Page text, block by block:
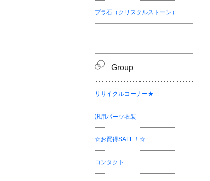
プラ石（クリスタルストーン）
Group
リサイクルコーナー★
汎用パーツ衣装
☆お買得SALE！☆
コンタクト